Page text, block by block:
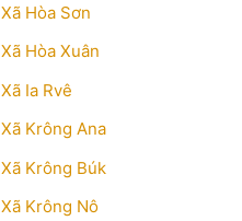
Xã Hòa Sơn
Xã Hòa Xuân
Xã Ia Rvê
Xã Krông Ana
Xã Krông Búk
Xã Krông Nô